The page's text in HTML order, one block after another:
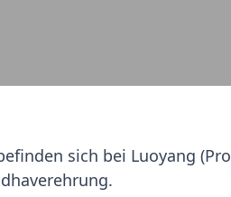
sich bei Luoyang